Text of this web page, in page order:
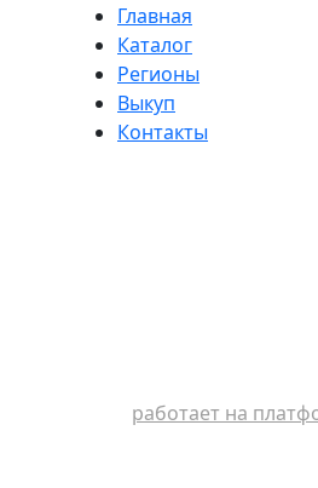
Главная
Каталог
Регионы
Выкуп
Контакты
работает на